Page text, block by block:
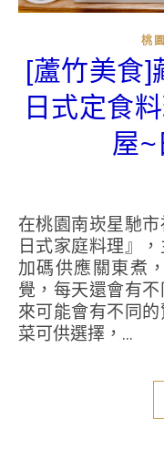
桃
[蘆竹美食]
日式定食
屋~
在桃園南崁星馳市社區裡有間日本人開的『藏王
日式家庭料理』
加碼供應關東煮
覺，每天還會有
來可能會有不同
菜可供選擇，...